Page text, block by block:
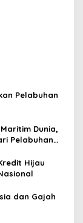
Pelabuhan
Dunia,
Pelabuhan
Hijau
dan Gajah